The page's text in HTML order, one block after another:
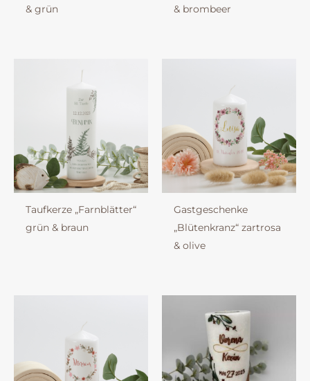
& grün
& brombeer
Taufkerze „Farnblätter“
grün & braun
Gastgeschenke
„Blütenkranz“ zartrosa
& olive